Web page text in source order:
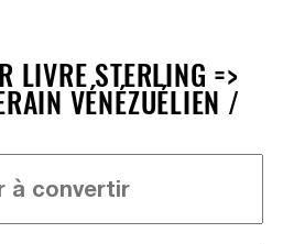
LIVRE STERLING =>
VÉNÉZUÉLIEN /